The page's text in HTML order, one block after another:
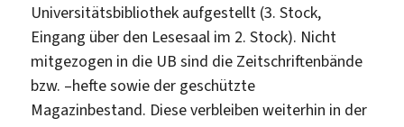
Universitätsbibliothek aufgestellt (3. Stock,
Eingang über den Lesesaal im 2. Stock). Nicht
mitgezogen in die UB sind die Zeitschriftenbände
bzw. –hefte sowie der geschützte
Magazinbestand. Diese verbleiben weiterhin in der